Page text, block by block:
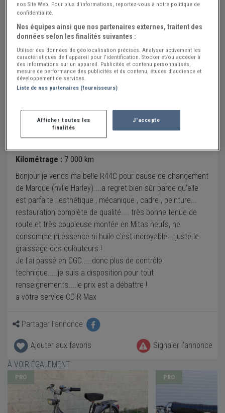
Vendeur Particulier
Corrèze (19) - LISSAC-SUR-COUZE (19600)
Voir sur la carte
Cette annonce a été retirée suite à une vente ou
pour une autre raison. Veuillez consulter la liste ci-
en ligne.
Description
Kilométrage : 7 000 km
Bonjour je vends ma belle R44C pour cause de changement
de Marque (nvlle Harley)....a regret bien sûr parce qu'elle
est parfaite : esthétique , mécanique , cadre , peinture...
restauration complète de qualité.... très bonne tenue de
route et très coupleuse montée en Mitas neufs, ne
consomme ni essence ni huile c'est incroyable....juste le
graissage des culbuteurs !
Je l'ai passé en CGC.....donc plus de contrôle
technique.....je suis a disposition pour tout
renseignements....le prix est a débattre !
a vôtre service CD-R Max
Partager l'annonce
Ajouter aux favoris
Signaler l'annonce
À VOIR ÉGALEMENT
PRO PRO
nos Site Web. Pour plus d’informations, reportez-vous à notre politique de
confidentialité.
Nos équipes ainsi que nos partenaires externes, traitent des
données selon les finalités suivantes :
Utiliser des données de géolocalisation précises. Analyser activement les
caractéristiques de l’appareil pour l’identification. Stocker et/ou accéder à
des informations sur un appareil. Publicités et contenu personnalisés,
mesure de performance des publicités et du contenu, études d’audience et
développement de services.
Liste de nos partenaires (fournisseurs)
Afficher toutes les
finalités
J'accepte